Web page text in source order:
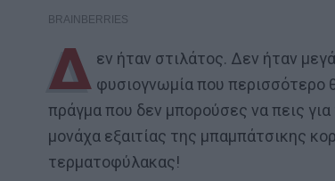
Δ εν ήταν στιλάτος. Δεν ήταν
φυσιογνωμία που περισσότερο
πράγμα που δεν μπορούσες να πεις για
μονάχα εξαιτίας της μπαμπάτσικης
τερματοφύλακας!